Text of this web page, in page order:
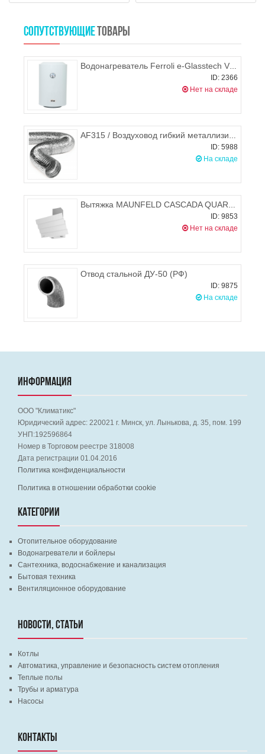
СОПУТСТВУЮЩИЕ ТОВАРЫ
Водонагреватель Ferroli e-Glasstech VBO 80
ID: 2366
Нет на складе
AF315 / Воздуховод гибкий металлизированный (гофра) d.315, ЭРА
ID: 5988
На складе
Вытяжка MAUNFELD CASCADA QUART 60 (белое стекло)
ID: 9853
Нет на складе
Отвод стальной ДУ-50 (РФ)
ID: 9875
На складе
ИНФОРМАЦИЯ
ООО "Климатикс"
Юридический адрес: 220021 г. Минск, ул. Лынькова, д. 35, пом. 199
УНП:192596864
Номер в Торговом реестре 318008
Дата регистрации 01.04.2016
Политика конфиденциальности
Политика в отношении обработки cookie
КАТЕГОРИИ
Отопительное оборудование
Водонагреватели и бойлеры
Сантехника, водоснабжение и канализация
Бытовая техника
Вентиляционное оборудование
НОВОСТИ, СТАТЬИ
Котлы
Автоматика, управление и безопасность систем отопления
Теплые полы
Трубы и арматура
Насосы
КОНТАКТЫ